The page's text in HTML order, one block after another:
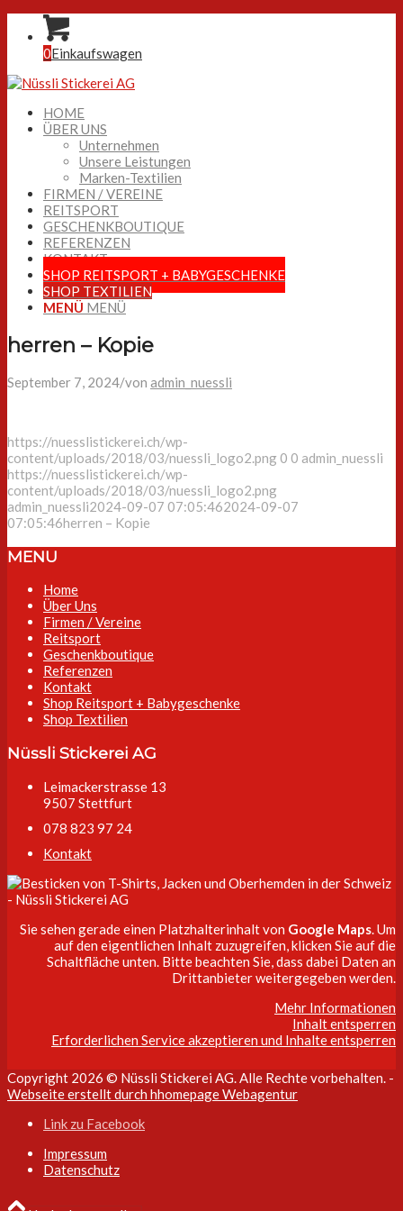
0Einkaufswagen
HOME
ÜBER UNS
Unternehmen
Unsere Leistungen
Marken-Textilien
FIRMEN / VEREINE
REITSPORT
GESCHENKBOUTIQUE
REFERENZEN
KONTAKT
SHOP REITSPORT + BABYGESCHENKE
SHOP TEXTILIEN
MENÜ MENÜ
herren – Kopie
September 7, 2024/von admin_nuessli
https://nuesslistickerei.ch/wp-
content/uploads/2018/03/nuessli_logo2.png 0 0 admin_nuessli
https://nuesslistickerei.ch/wp-
content/uploads/2018/03/nuessli_logo2.png
admin_nuessli2024-09-07 07:05:462024-09-07
07:05:46herren – Kopie
MENU
Home
Über Uns
Firmen / Vereine
Reitsport
Geschenkboutique
Referenzen
Kontakt
Shop Reitsport + Babygeschenke
Shop Textilien
Nüssli Stickerei AG
Leimackerstrasse 13
9507 Stettfurt
078 823 97 24
Kontakt
Sie sehen gerade einen Platzhalterinhalt von Google Maps . Um
auf den eigentlichen Inhalt zuzugreifen, klicken Sie auf die
Schaltfläche unten. Bitte beachten Sie, dass dabei Daten an
Drittanbieter weitergegeben werden.
Mehr Informationen
Inhalt entsperren
Erforderlichen Service akzeptieren und Inhalte entsperren
Copyright 2026 © Nüssli Stickerei AG. Alle Rechte vorbehalten. -
Webseite erstellt durch hhomepage Webagentur
Link zu Facebook
Impressum
Datenschutz